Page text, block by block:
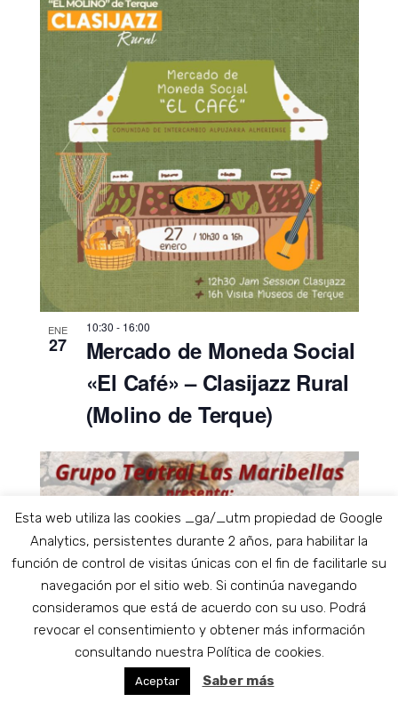
ENE
27
10:30 - 16:00
Mercado de Moneda Social
«El Café» – Clasijazz Rural
(Molino de Terque)
Esta web utiliza las cookies _ga/_utm propiedad de Google
Analytics, persistentes durante 2 años, para habilitar la
función de control de visitas únicas con el fin de facilitarle su
navegación por el sitio web. Si continúa navegando
consideramos que está de acuerdo con su uso. Podrá
revocar el consentimiento y obtener más información
consultando nuestra Política de cookies.
Aceptar Saber más